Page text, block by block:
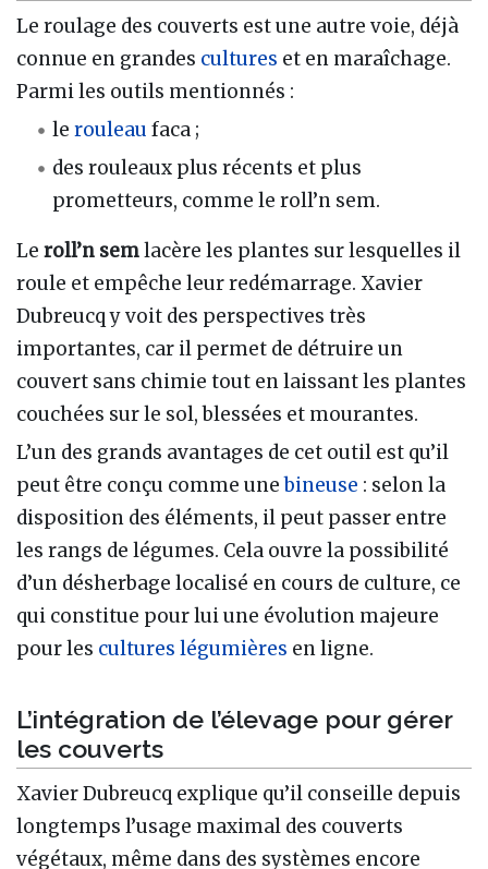
Le roulage des couverts est une autre voie, déjà
connue en grandes cultures et en maraîchage.
Parmi les outils mentionnés :
lerouleau faca ;
des rouleaux plus récents et plus
prometteurs, comme le roll’n sem.
Le roll’n semlacère les plantes sur lesquelles il
roule et empêche leur redémarrage. Xavier
Dubreucq y voit des perspectives très
importantes, car il permet de détruire un
couvert sans chimie tout en laissant les plantes
couchées sur le sol, blessées et mourantes.
L’un des grands avantages de cet outil est qu’il
peut être conçu comme unebineuse : selon la
disposition des éléments, il peut passer entre
les rangs de légumes. Cela ouvre la possibilité
d’un désherbage localisé en cours de culture, ce
qui constitue pour lui une évolution majeure
pour les cultures légumières en ligne.
L’intégration de l’élevage pour gérer
les couverts
Xavier Dubreucq explique qu’il conseille depuis
longtemps l’usage maximal des couverts
végétaux, même dans des systèmes encore